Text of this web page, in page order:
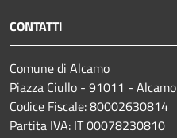
CONTATTI
Comune di Alcamo
Piazza Ciullo - 91011 - Alcamo
Codice Fiscale: 80002630814
Partita IVA: IT 00078230810